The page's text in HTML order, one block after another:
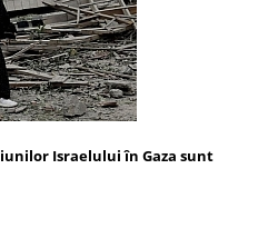
Israelului în Gaza sunt